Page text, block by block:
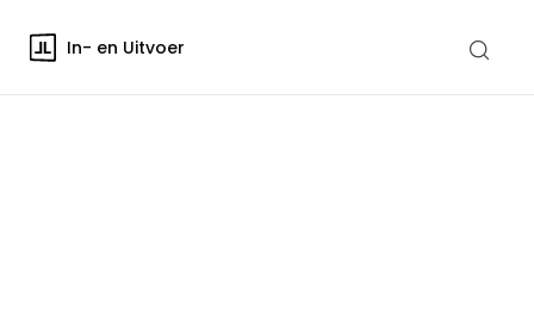
In- en Uitvoer